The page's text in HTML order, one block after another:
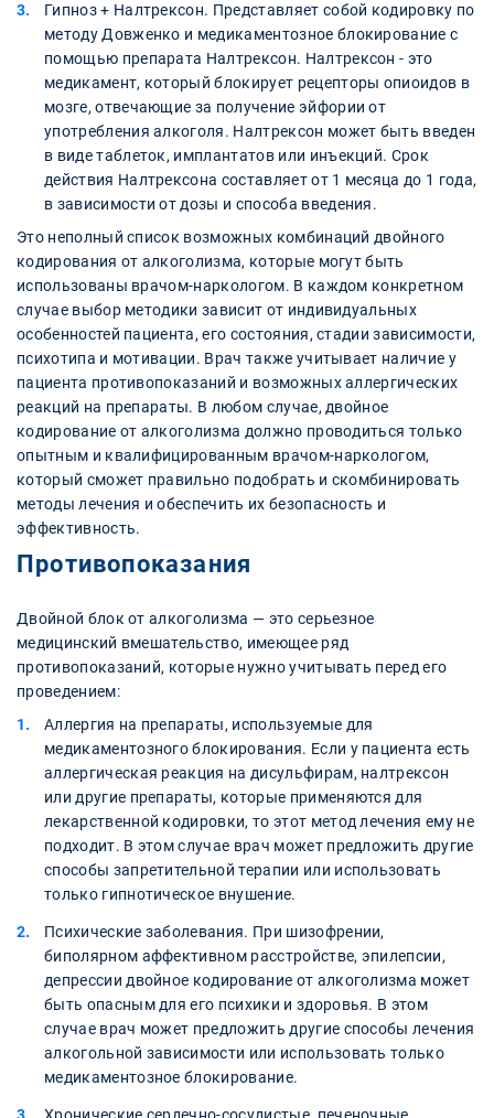
Гипноз + Налтрексон. Представляет собой кодировку по
методу Довженко и медикаментозное блокирование с
помощью препарата Налтрексон. Налтрексон - это
медикамент, который блокирует рецепторы опиоидов в
мозге, отвечающие за получение эйфории от
употребления алкоголя. Налтрексон может быть введен
в виде таблеток, имплантатов или инъекций. Срок
действия Налтрексона составляет от 1 месяца до 1 года,
в зависимости от дозы и способа введения.
Это неполный список возможных комбинаций двойного
кодирования от алкоголизма, которые могут быть
использованы врачом-наркологом. В каждом конкретном
случае выбор методики зависит от индивидуальных
особенностей пациента, его состояния, стадии зависимости,
психотипа и мотивации. Врач также учитывает наличие у
пациента противопоказаний и возможных аллергических
реакций на препараты. В любом случае, двойное
кодирование от алкоголизма должно проводиться только
опытным и квалифицированным врачом-наркологом,
который сможет правильно подобрать и скомбинировать
методы лечения и обеспечить их безопасность и
эффективность.
Противопоказания
Двойной блок от алкоголизма — это серьезное
медицинский вмешательство, имеющее ряд
противопоказаний, которые нужно учитывать перед его
проведением:
Аллергия на препараты, используемые для
медикаментозного блокирования. Если у пациента есть
аллергическая реакция на дисульфирам, налтрексон
или другие препараты, которые применяются для
лекарственной кодировки, то этот метод лечения ему не
подходит. В этом случае врач может предложить другие
способы запретительной терапии или использовать
только гипнотическое внушение.
Психические заболевания. При шизофрении,
биполярном аффективном расстройстве, эпилепсии,
депрессии двойное кодирование от алкоголизма может
быть опасным для его психики и здоровья. В этом
случае врач может предложить другие способы лечения
алкогольной зависимости или использовать только
медикаментозное блокирование.